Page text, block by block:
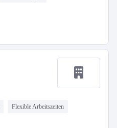
Flexible Arbeitszeiten